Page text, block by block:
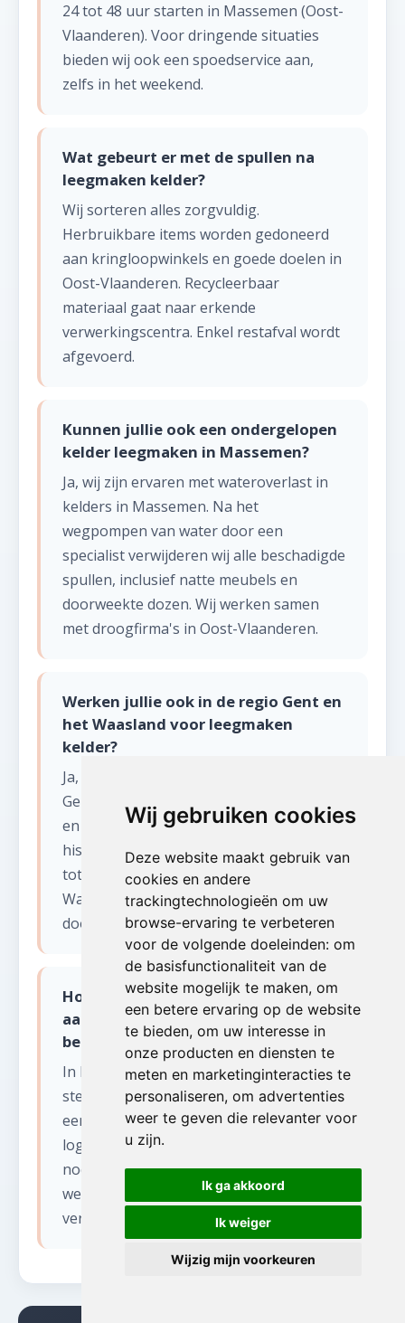
Wij gebruiken cookies
Deze website maakt gebruik van
cookies en andere
trackingtechnologieën om uw
browse-ervaring te verbeteren
voor de volgende doeleinden: om
de basisfunctionaliteit van de
website mogelijk te maken, om
een betere ervaring op de website
te bieden, om uw interesse in
onze producten en diensten te
meten en marketinginteracties te
personaliseren, om advertenties
weer te geven die relevanter voor
u zijn.
Ik ga akkoord
Ik weiger
Wijzig mijn voorkeuren
24 tot 48 uur starten in Massemen (Oost-
Vlaanderen). Voor dringende situaties
bieden wij ook een spoedservice aan,
zelfs in het weekend.
Wat gebeurt er met de spullen na
leegmaken kelder?
Wij sorteren alles zorgvuldig.
Herbruikbare items worden gedoneerd
aan kringloopwinkels en goede doelen in
Oost-Vlaanderen. Recycleerbaar
materiaal gaat naar erkende
verwerkingscentra. Enkel restafval wordt
afgevoerd.
Kunnen jullie ook een ondergelopen
kelder leegmaken in Massemen?
Ja, wij zijn ervaren met wateroverlast in
kelders in Massemen. Na het
wegpompen van water door een
specialist verwijderen wij alle beschadigde
spullen, inclusief natte meubels en
doorweekte dozen. Wij werken samen
met droogfirma's in Oost-Vlaanderen.
Werken jullie ook in de regio Gent en
het Waasland voor leegmaken
kelder?
Ja, wij zijn actief in heel Oost-Vlaanderen:
Gent, Aalst, Sint-Niklaas, Dendermonde
en alle omliggende gemeenten. Van de
historische herenhuizen in Gent-centrum
tot de moderne woningen in het
Waasland - wij kennen de regio door en
door.
Hoe pakken jullie leegmaken kelder
aan in de Gentse binnenstad met
beperkte toegang?
In het centrum van Gent en andere
steden met smalle straten en
eenrichtingsverkeer plannen wij de
logistiek zorgvuldig. Wij regelen indien
nodig tijdelijke parkeervergunningen en
werken vroeg in de ochtend om
verkeershinder te minimaliseren.